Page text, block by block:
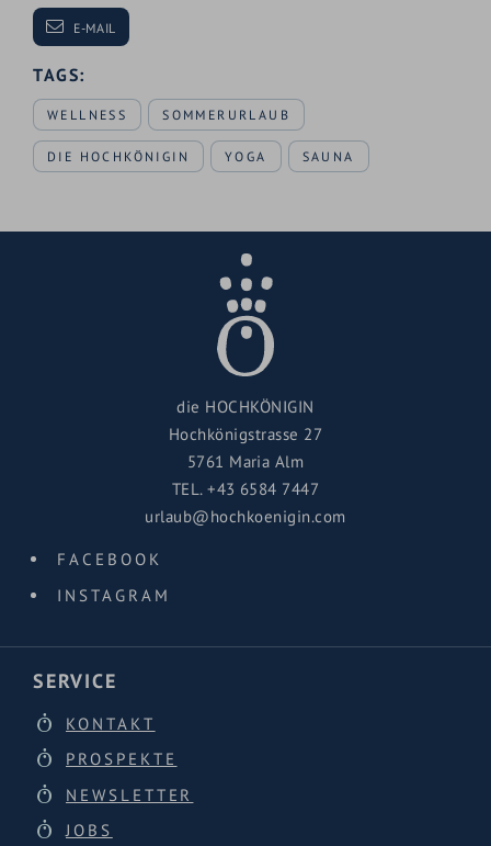
E-MAIL
TAGS:
WELLNESS SOMMERURLAUB
DIE HOCHKÖNIGIN YOGA SAUNA
die HOCHKÖNIGIN
Hochkönigstrasse 27
5761 Maria Alm
TEL.+43 6584 7447
urlaub@hochkoenigin.com
FACEBOOK
INSTAGRAM
SERVICE
KONTAKT
PROSPEKTE
NEWSLETTER
JOBS